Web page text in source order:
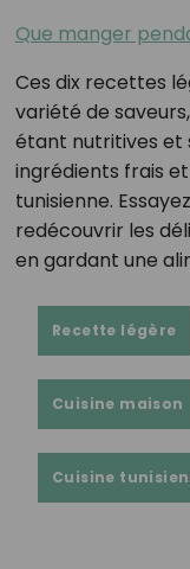
Que manger
Ces dix recettes
variété de
étant nutritives et
ingrédients frais
tunisienne.
redécouvrir les
en gardant une
Recette légère
Cuisine maison
Cuisine